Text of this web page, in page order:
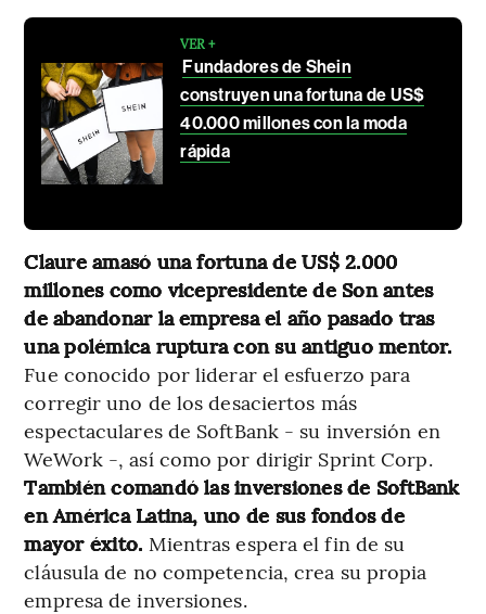
VER +
Fundadores de Shein
construyen una fortuna de US$
40.000 millones con la moda
rápida
Claure amasó una fortuna de US$ 2.000
millones como vicepresidente de Son antes
de abandonar la empresa el año pasado tras
una polémica ruptura con su antiguo mentor.
Fue conocido por liderar el esfuerzo para
corregir uno de los desaciertos más
espectaculares de SoftBank - su inversión en
WeWork -, así como por dirigir Sprint Corp.
También comandó las inversiones de SoftBank
en América Latina, uno de sus fondos de
mayor éxito. Mientras espera el fin de su
cláusula de no competencia, crea su propia
empresa de inversiones.